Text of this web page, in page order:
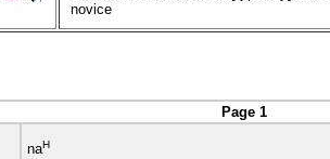
novice
Page 1
naH